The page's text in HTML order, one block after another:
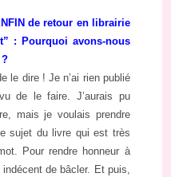
de retour en librairie
: Pourquoi avons-nous
le dire ! Je n’ai rien publié
de le faire. J’aurais pu
mais je voulais prendre
sujet du livre qui est très
Pour rendre honneur à
de bâcler. Et puis,